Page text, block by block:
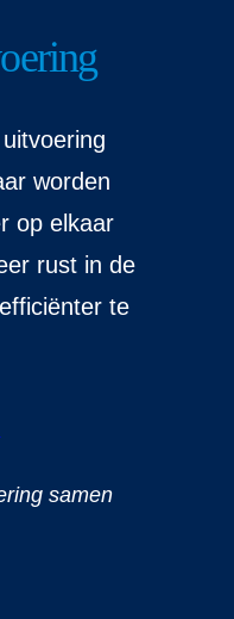
worden
op elkaar
rust in de
te
samen